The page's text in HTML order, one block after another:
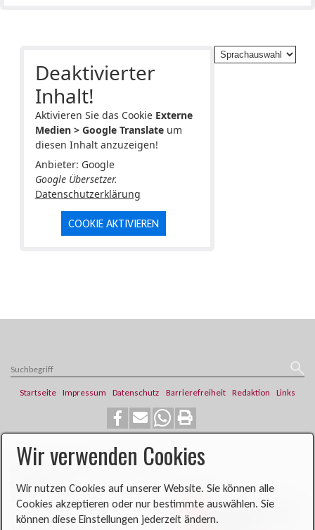
Deaktivierter
Inhalt!
Aktivieren Sie das Cookie Externe
Medien > Google Translateum
diesen Inhalt anzuzeigen!
Anbieter: Google
Google Übersetzer.
Datenschutzerklärung
COOKIE AKTIVIEREN
Startseite Impressum Datenschutz Barrierefreiheit Redaktion Links
​​​​Katholische Pfarrei St. Franziskus
Steinweg 6
46419 Isselburg
Wir verwenden Cookies
Wir nutzen Cookies auf unserer Website. Sie können alle
Cookies akzeptieren oder nur bestimmte auswählen. Sie
können diese Einstellungen jederzeit ändern.